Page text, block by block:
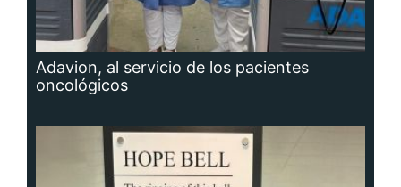
Adavion, al servicio de los pacientes
oncológicos